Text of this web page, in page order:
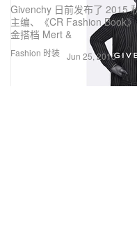
Fashion 时装
Givenchy 日前发布了 2015
主编、《CR Fashion Book
金搭档 Mert &
Jun 25, 2015